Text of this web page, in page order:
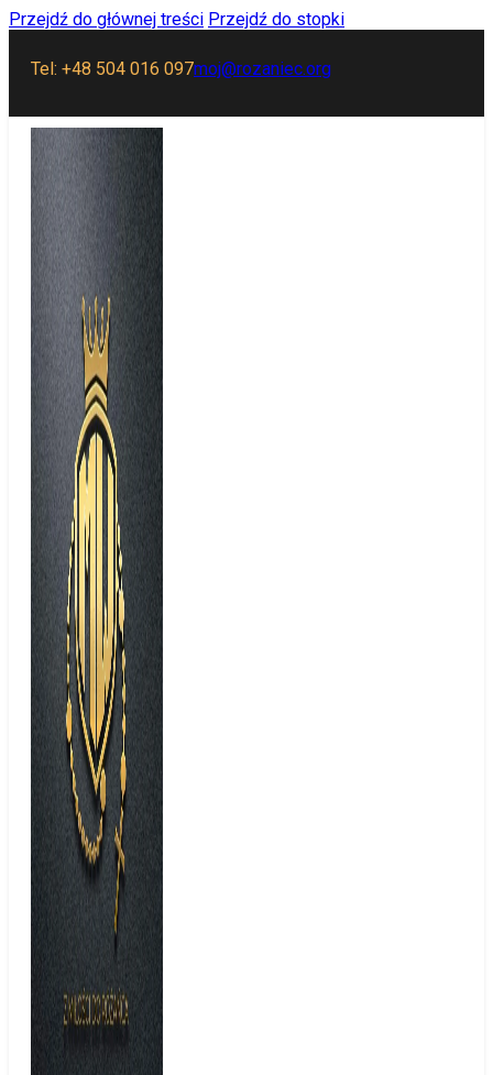
Przejdź do głównej treści Przejdź do stopki
Tel: +48 504 016 097moj@rozaniec.org